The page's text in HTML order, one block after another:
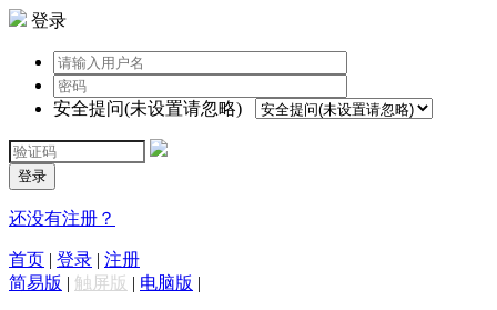
登录
安全提问(未设置请忽略)
登录
还没有注册？
首页 | 登录 | 注册
简易版 | 触屏版 | 电脑版 |